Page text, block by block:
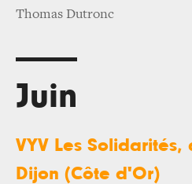
Thomas Dutronc
Juin
VYV Les Solidarités,
Dijon (Côte d'Or)